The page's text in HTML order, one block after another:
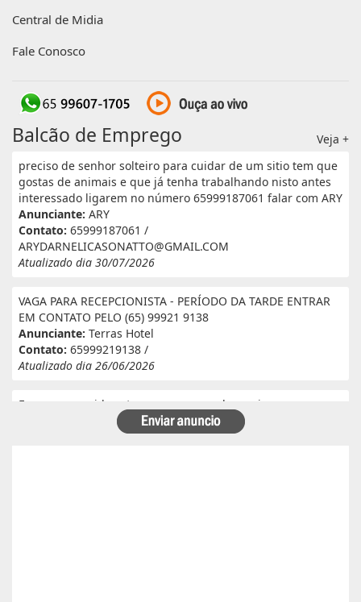
Central de Midia
Fale Conosco
Balcão de Emprego
Veja +
preciso de senhor solteiro para cuidar de um sitio tem que
gostas de animais e que já tenha trabalhando nisto antes
interessado ligarem no número 65999187061 falar com ARY
Anunciante: ARY
Contato: 65999187061 /
ARYDARNELICASONATTO@GMAIL.COM
Atualizado dia 30/07/2026
VAGA PARA RECEPCIONISTA - PERÍODO DA TARDE ENTRAR
EM CONTATO PELO (65) 99921 9138
Anunciante: Terras Hotel
Contato: 65999219138 /
Atualizado dia 26/06/2026
Eu e meu marido estamos a procura de serviço em
fazenda. Eu tenho experiência e referência em cantina, ele
tem experiência e referência em lavoura. Passa veneno,